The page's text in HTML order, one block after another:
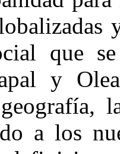
que
y
a los